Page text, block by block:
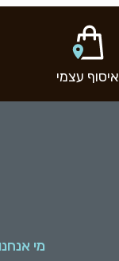
איסוף עצמי
מי